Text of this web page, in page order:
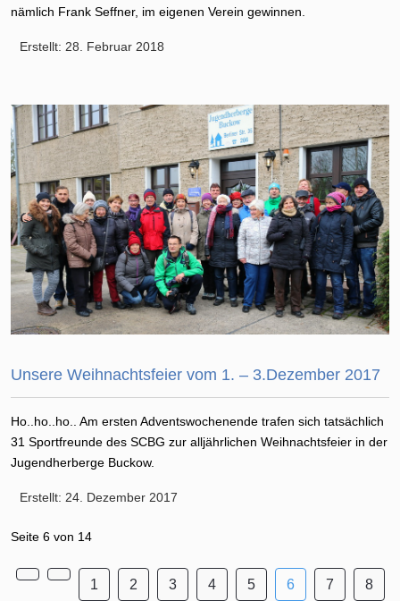
nämlich Frank Seffner, im eigenen Verein gewinnen.
Erstellt: 28. Februar 2018
Unsere Weihnachtsfeier vom 1. – 3.Dezember 2017
Ho..ho..ho.. Am ersten Adventswochenende trafen sich tatsächlich
31 Sportfreunde des SCBG zur alljährlichen Weihnachtsfeier in der
Jugendherberge Buckow.
Erstellt: 24. Dezember 2017
Seite 6 von 14
1 2 3 4 5 6 7 8